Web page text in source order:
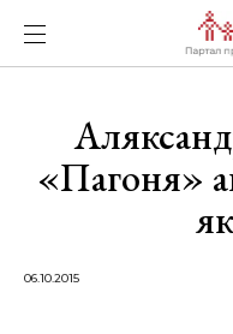
«Пагоня»
06.10.2015